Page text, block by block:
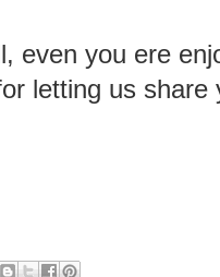
even you ere
letting us share